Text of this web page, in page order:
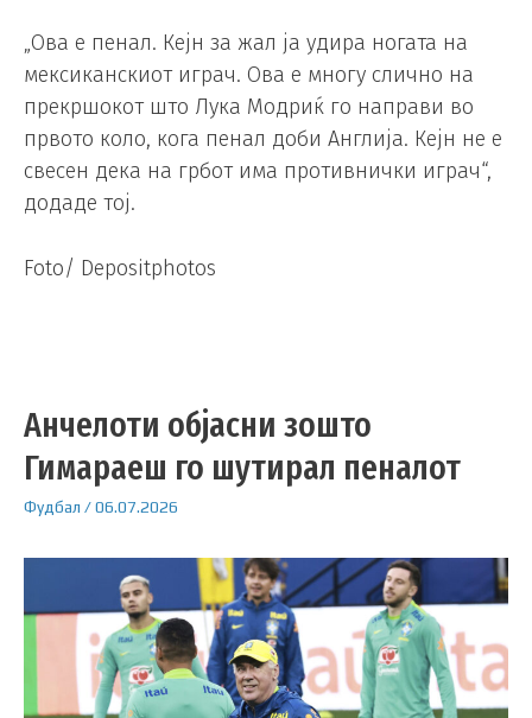
„Ова е пенал. Кејн за жал ја удира ногата на
мексиканскиот играч. Ова е многу слично на
прекршокот што Лука Модриќ го направи во
првото коло, кога пенал доби Англија. Кејн не е
свесен дека на грбот има противнички играч“,
додаде тој.
Foto/ Depositphotos
Анчелоти објасни зошто
Гимараеш го шутирал пеналот
Фудбал /06.07.2026